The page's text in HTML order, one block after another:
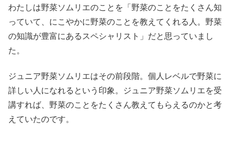
わたしは野菜ソムリエのことを「野菜のことをたくさん知
っていて、にこやかに野菜のことを教えてくれる人。野菜
の知識が豊富にあるスペシャリスト」だと思っていまし
た。
ジュニア野菜ソムリエはその前段階。個人レベルで野菜に
詳しい人になれるという印象。ジュニア野菜ソムリエを受
講すれば、野菜のことをたくさん教えてもらえるのかと考
えていたのです。